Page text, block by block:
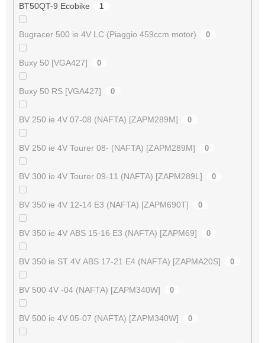
BT50QT-9 Ecobike 1
Bugracer 500 ie 4V LC (Piaggio 459ccm motor) 0
Buxy 50 [VGA427] 0
Buxy 50 RS [VGA427] 0
BV 250 ie 4V 07-08 (NAFTA) [ZAPM289M] 0
BV 250 ie 4V Tourer 08- (NAFTA) [ZAPM289M] 0
BV 300 ie 4V Tourer 09-11 (NAFTA) [ZAPM289L] 0
BV 350 ie 4V 12-14 E3 (NAFTA) [ZAPM690T] 0
BV 350 ie 4V ABS 15-16 E3 (NAFTA) [ZAPM69] 0
BV 350 ie ST 4V ABS 17-21 E4 (NAFTA) [ZAPMA20S] 0
BV 500 4V -04 (NAFTA) [ZAPM340W] 0
BV 500 ie 4V 05-07 (NAFTA) [ZAPM340W] 0